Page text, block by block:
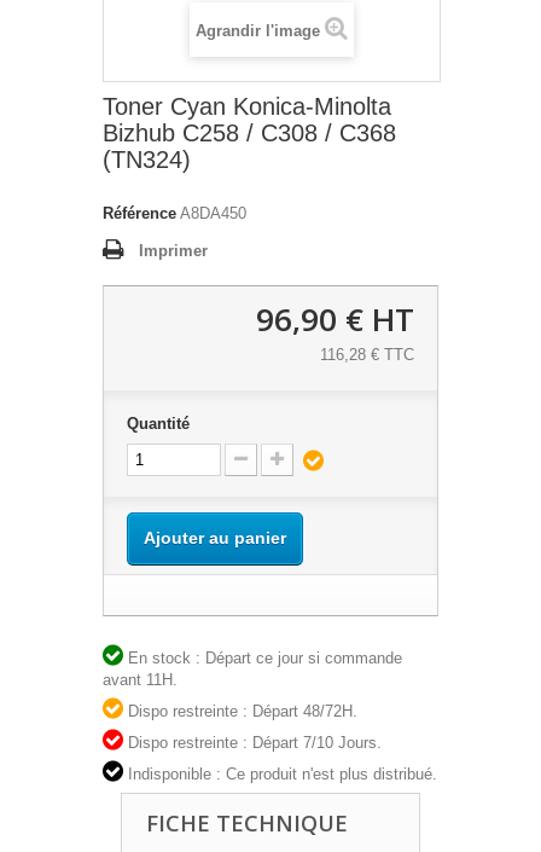
Agrandir l'image
Toner Cyan Konica-Minolta
Bizhub C258 / C308 / C368
(TN324)
Référence A8DA450
Imprimer
96,90 € HT
116,28 € TTC
Quantité
Ajouter au panier
En stock : Départ ce jour si commande
avant 11H.
Dispo restreinte : Départ 48/72H.
Dispo restreinte : Départ 7/10 Jours.
Indisponible : Ce produit n'est plus distribué.
FICHE TECHNIQUE